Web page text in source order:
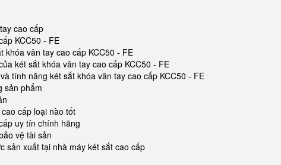
cao cấp
KCC50 - FE
khóa vân tay cao cấp KCC50 - FE
két sắt khóa vân tay cao cấp KCC50 - FE
tính năng két sắt khóa vân tay cao cấp KCC50 - FE
sản phẩm
cấp loại nào tốt
uy tín chính hãng
vệ tài sản
sản xuất tại nhà máy két sắt cao cấp